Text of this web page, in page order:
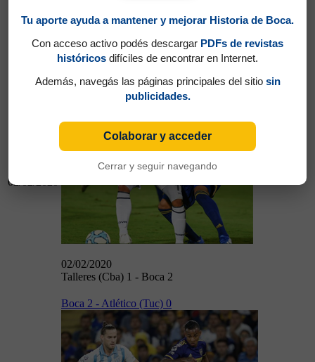
Boca 0 - Independiente 0
02/02/2020
Talleres (Cba) 1 - Boca 2
02/02/2020
Talleres (Cba) 1 - Boca 2
Boca 2 - Atlético (Tuc) 0
Tu aporte ayuda a mantener y mejorar Historia de Boca.
Con acceso activo podés descargar PDFs de revistas
históricos difíciles de encontrar en Internet.
Además, navegás las páginas principales del sitio sin
publicidades.
Colaborar y acceder
Cerrar y seguir navegando